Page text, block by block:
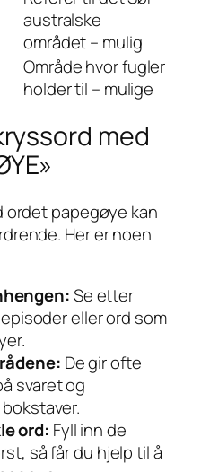
australske
området – mulig
Område hvor fugler
holder til – mulige
med
ordet papegøye kan
Her er noen
Se etter
eller ord som
De gir ofte
svaret og
ord: Fyll inn de
så får du hjelp til å